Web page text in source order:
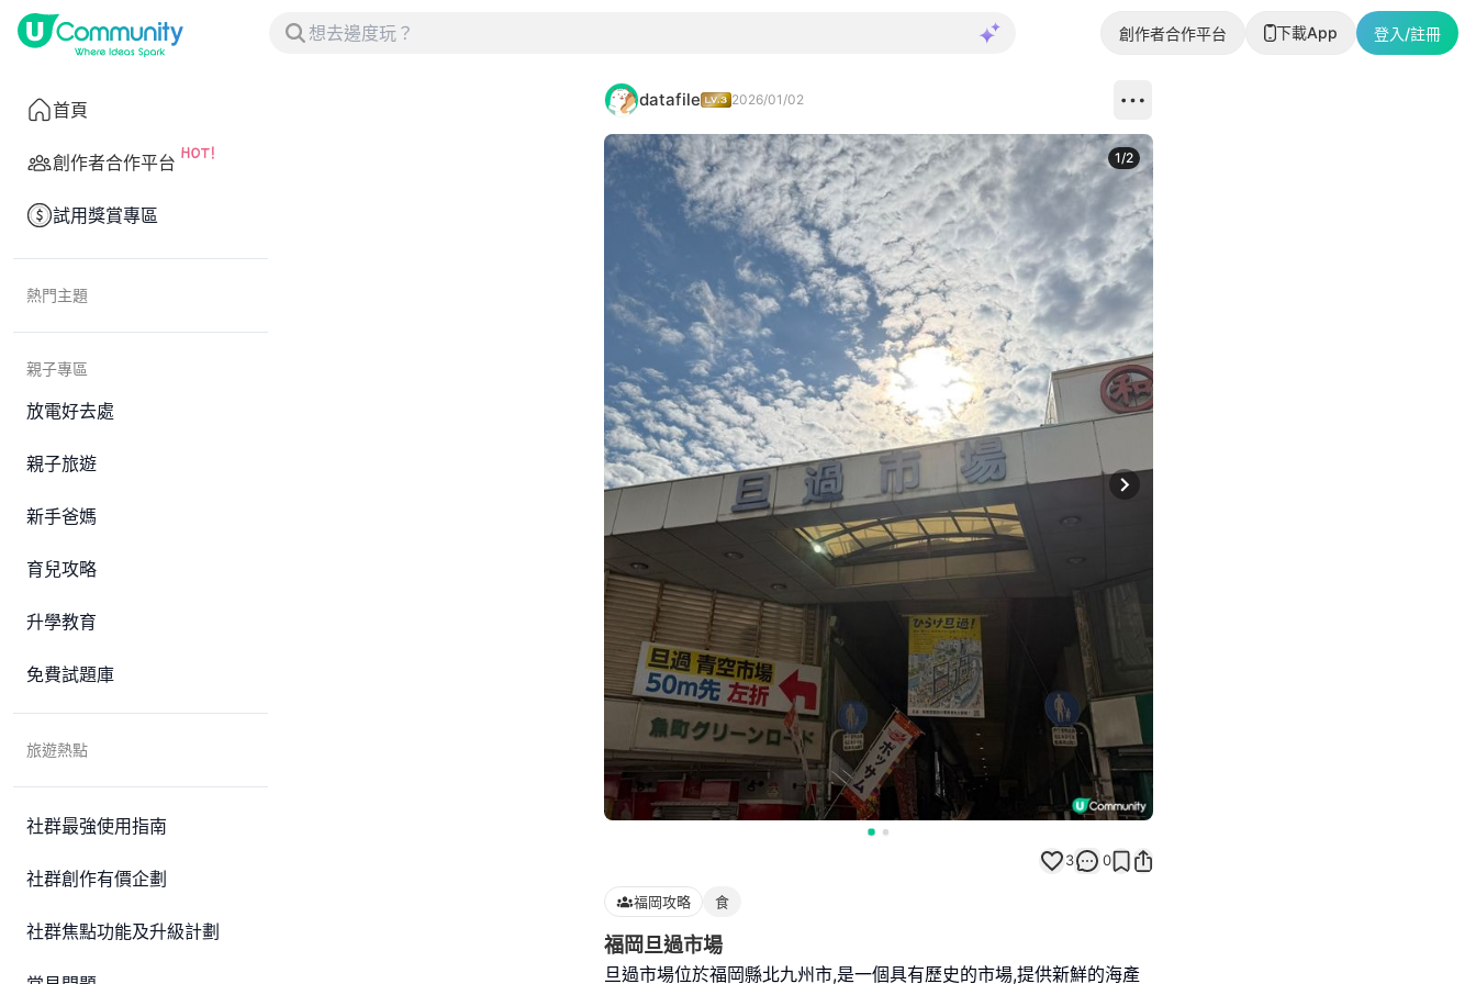
創作者合作平台 下載App 登入/註冊
首頁
創作者合作平台
試用獎賞專區
熱門主題
親子專區
放電好去處
親子旅遊
新手爸媽
育兒攻略
升學教育
免費試題庫
旅遊熱點
社群最強使用指南
社群創作有價企劃
社群焦點功能及升級計劃
datafile 2026/01/02
Next slide
1/2
3 0
福岡攻略 食
福岡旦過市場
旦過市場位於福岡縣北九州市,是一個具有歷史的市場,提供新鮮的海產